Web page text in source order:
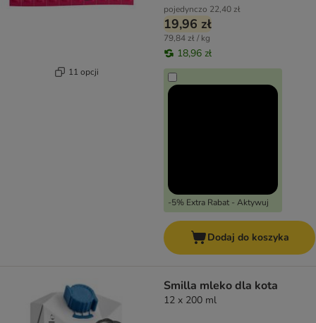
11 opcji
pojedynczo 22,40 zł
19,96 zł
79,84 zł / kg
18,96 zł
-5% Extra Rabat - Aktywuj
Dodaj do koszyka
Smilla mleko dla kota
12 x 200 ml